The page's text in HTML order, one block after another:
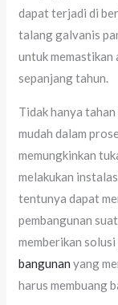
dapat terjadi di
talang galvanis
untuk
sepanjang tahun.
Tidak hanya
mudah dalam
memungkinkan
melakukan
tentunya dapat
pembangunan
memberikan
bangunan yang
harus membuang